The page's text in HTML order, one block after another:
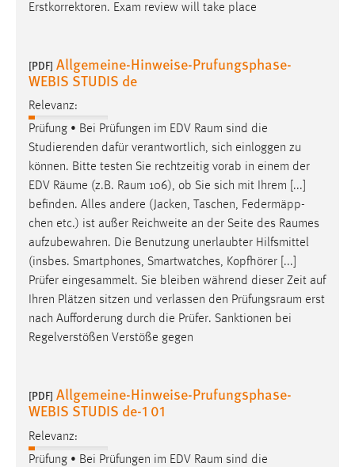
Erstkorrektoren. Exam review will take place
[PDF] Allgemeine-Hinweise-Prufungsphase-
WEBIS STUDIS de
Relevanz:
Prüfung • Bei Prüfungen im EDV Raum sind die
Studierenden dafür verantwortlich, sich einloggen zu
können. Bitte testen Sie rechtzeitig vorab in einem der
EDV Räume (z.B. Raum 106), ob Sie sich mit Ihrem [...]
befinden. Alles andere (Jacken, Taschen, Federmäpp-
chen etc.) ist außer Reichweite an der Seite des Raumes
aufzubewahren. Die Benutzung unerlaubter Hilfsmittel
(insbes. Smartphones, Smartwatches, Kopfhörer [...]
Prüfer eingesammelt. Sie bleiben während dieser Zeit auf
Ihren Plätzen sitzen und verlassen den Prüfungsraum erst
nach Aufforderung durch die Prüfer. Sanktionen bei
Regelverstößen Verstöße gegen
[PDF] Allgemeine-Hinweise-Prufungsphase-
WEBIS STUDIS de-1 01
Relevanz:
Prüfung • Bei Prüfungen im EDV Raum sind die